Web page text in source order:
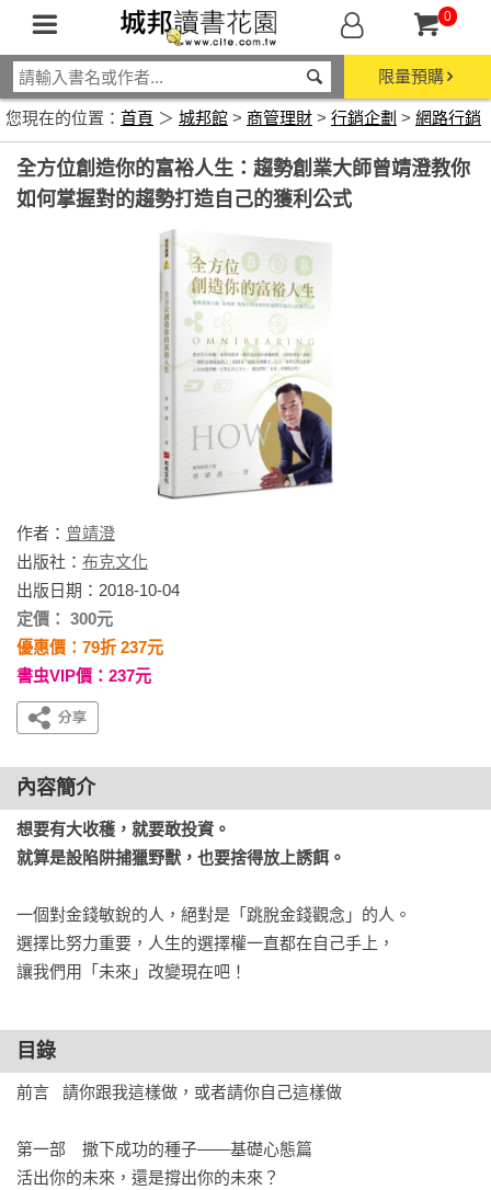
0
限量預購
您現在的位置： 首頁 ＞ 城邦館 > 商管理財 > 行銷企劃 > 網路行銷
全方位創造你的富裕人生：趨勢創業大師曾靖澄教你
如何掌握對的趨勢打造自己的獲利公式
作者： 曾靖澄
出版社： 布克文化
出版日期：2018-10-04
定價： 300元
優惠價：79折 237元
書虫VIP價：237元
內容簡介
想要有大收穫，就要敢投資。
就算是設陷阱捕獵野獸，也要捨得放上誘餌。
一個對金錢敏銳的人，絕對是「跳脫金錢觀念」的人。
選擇比努力重要，人生的選擇權一直都在自己手上，
讓我們用「未來」改變現在吧！
目錄
前言   請你跟我這樣做，或者請你自己這樣做
第一部　撒下成功的種子——基礎心態篇
活出你的未來，還是撐出你的未來？